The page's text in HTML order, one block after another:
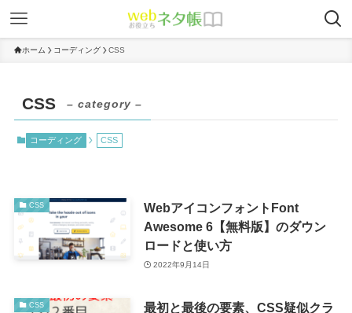
ホーム コーディング CSS
CSS – category –
コーディング CSS
CSS
WebアイコンフォントFont
Awesome 6【無料版】のダウン
ロードと使い方
2022年9月14日
CSS
最初と最後の要素、CSS疑似クラ